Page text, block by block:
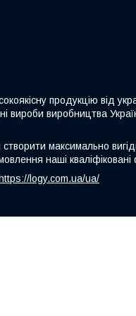
продукцію від
вироби виробництва
максимально
наші
https://logy.com.ua/ua/